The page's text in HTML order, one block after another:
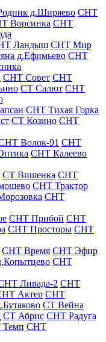
д.Ширяево СНТ
Ворсинка СНТ
Ландыш СНТ Мир
д.Ефимьево СНТ
СНТ Совет СНТ
СТ Салют СНТ
СНТ Тихая Горка
СТ Козино СНТ
Волок-91 СНТ
СНТ Калеево
СТ Вишенка СНТ
СНТ Трактор
СНТ
СНТ Прибой СНТ
СНТ Просторы СНТ
СНТ Время СНТ Эфир
СНТ
Ливада-2 СНТ
Актер СНТ
СТ Вейна
СТ Абрис СНТ Радуга
СНТ